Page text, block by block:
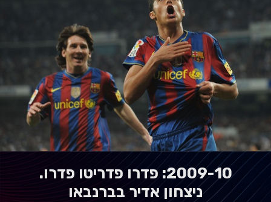
2009-10: פדרו פדריטו פדרו.
ניצחון אדיר בברנבאו